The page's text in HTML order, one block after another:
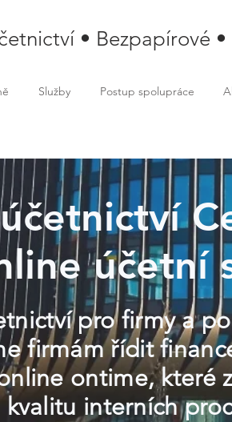
• Bezpapírové
Služby Postup spolupráce
účetní
pro firmy a
firmám řídit
ontime, které
kvalitu interních